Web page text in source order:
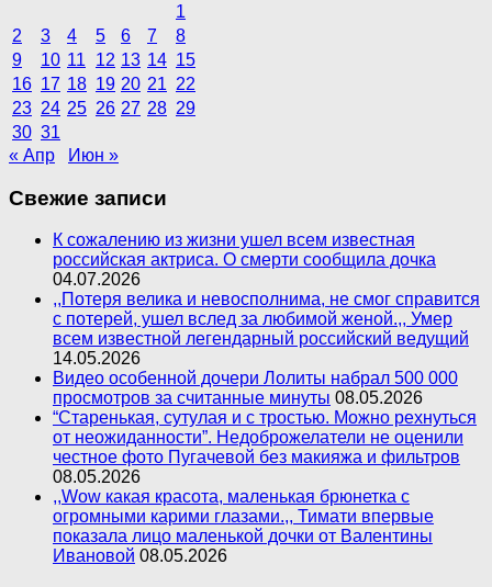
1
2
3 4 5 6 7
8
9
10 11 12 13 14 15
16 17 18 19 20 21 22
23 24 25 26 27 28 29
30 31
« Апр
Июн »
Свежие записи
К сожалению из жизни ушел всем известная
российская актриса. О смерти сообщила дочка
04.07.2026
,,Потеря велика и невосполнима, не смог справится
с потерей, ушел вслед за любимой женой.,, Умер
всем известной легендарный российский ведущий
14.05.2026
Видео особенной дочери Лолиты набрал 500 000
просмотров за считанные минуты 08.05.2026
“Старенькая, сутулая и с тростью. Можно рехнуться
от неожиданности”. Недоброжелатели не оценили
честное фото Пугачевой без макияжа и фильтров
08.05.2026
,,Wow какая красота, маленькая брюнетка с
огромными карими глазами.,, Тимати впервые
показала лицо маленькой дочки от Валентины
Ивановой 08.05.2026